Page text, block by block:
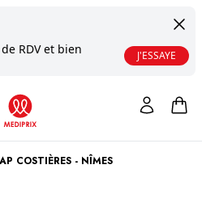
RDV et bien
J'ESSAYE
COSTIÈRES - NÎMES